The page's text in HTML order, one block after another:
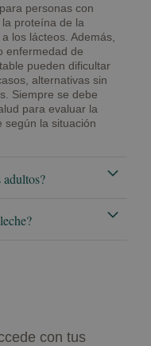
personas con
proteína de la
los lácteos. Además,
enfermedad de
pueden dificultar
alternativas sin
Siempre se debe
para evaluar la
según la situación
con tus